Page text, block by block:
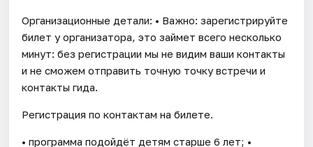
Организационные детали: • Важно: зарегистрируйте
билет у организатора, это займет всего несколько
минут: без регистрации мы не видим ваши контакты
и не сможем отправить точную точку встречи и
контакты гида.
Регистрация по контактам на билете.
• программа подойдёт детям старше 6 лет; •